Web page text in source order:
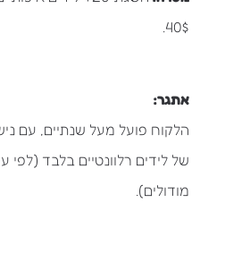
40$.
אתגר:
הלקוח פועל מעל שנתיים, עם
של לידים רלוונטיים בלבד
מודולים).